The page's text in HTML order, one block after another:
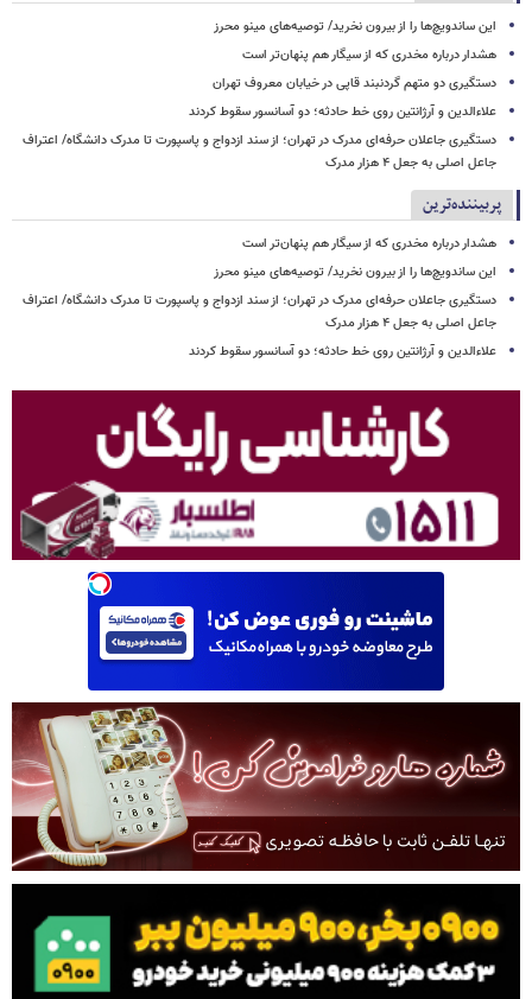
این ساندویچ‌ها را از بیرون نخرید/ توصیه‌های مینو محرز
هشدار درباره مخدری که از سیگار هم پنهان‌تر است
دستگیری دو متهم گردنبند قاپی در خیابان معروف تهران
علاءالدین و آرژانتین روی خط حادثه؛ دو آسانسور سقوط کردند
دستگیری جاعلان حرفه‌ای مدرک در تهران؛ از سند ازدواج و پاسپورت تا مدرک دانشگاه/ اعتراف
جاعل اصلی به جعل ۴ هزار مدرک
پربیننده‌ترین
هشدار درباره مخدری که از سیگار هم پنهان‌تر است
این ساندویچ‌ها را از بیرون نخرید/ توصیه‌های مینو محرز
دستگیری جاعلان حرفه‌ای مدرک در تهران؛ از سند ازدواج و پاسپورت تا مدرک دانشگاه/ اعتراف
جاعل اصلی به جعل ۴ هزار مدرک
علاءالدین و آرژانتین روی خط حادثه؛ دو آسانسور سقوط کردند